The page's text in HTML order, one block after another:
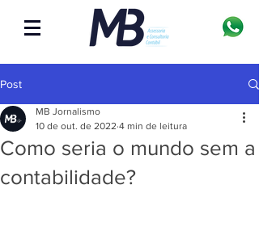
Post
Como seria o mundo sem a
contabilidade?
MB Jornalismo
10 de out. de 2022 4 min de leitura